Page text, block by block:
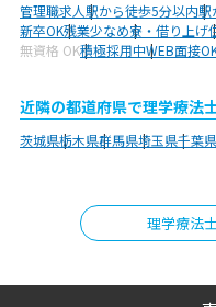
管理職求人駅から徒歩5分以内駅
新卒OK残業少なめ寮・借り上げ
無資格 OK積極採用中WEB面接
近隣の都道府県で理学療法
茨城県栃木県群馬県埼玉県千葉県
理学療法